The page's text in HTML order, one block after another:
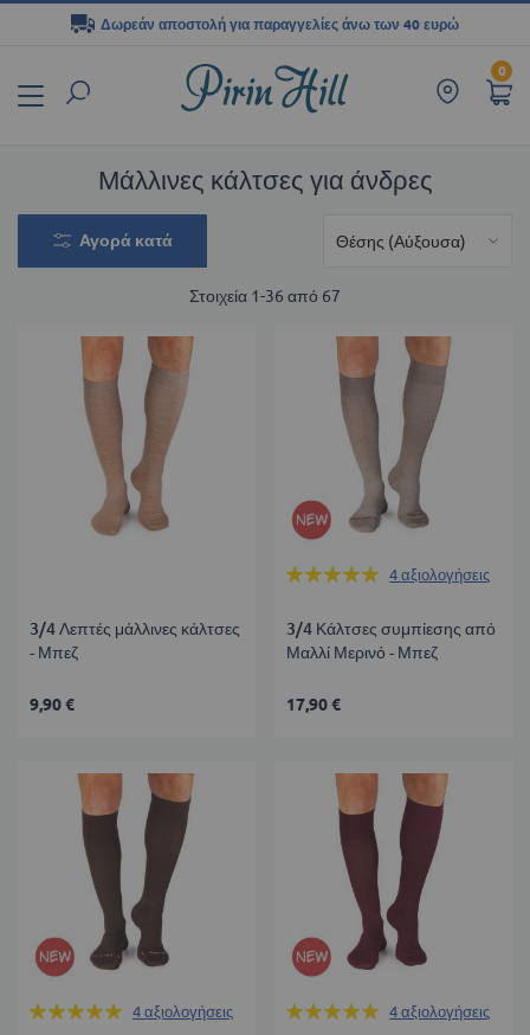
0
Δωρεάν αποστολή για παραγγελίες άνω των 40 ευρώ
περιεχόμενο
Μάλλινες κάλτσες για άνδρες
Αγορά κατά
Στοιχεία 1-36 από 67
3/4 Λεπτές μάλλινες κάλτσες
- Μπεζ
9,90 €
Βαθμολογία:
4αξιολογήσεις
3/4 Κάλτσες συμπίεσης από
Μαλλί Μερινό - Μπεζ
17,90 €
Βαθμολογία:
4 αξιολογήσεις
Βαθμολογία:
4αξιολογήσεις